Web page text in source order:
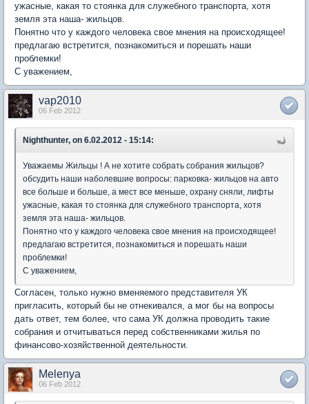
ужасные, какая то стоянка для служебного транспорта, хотя
земля эта наша- жильцов.
Понятно что у каждого человека свое мнения на происходящее!
предлагаю встретится, познакомиться и порешать наши
проблемки!
С уважением,
vap2010
06 Feb 2012
Nighthunter, on 6.02.2012 - 15:14:
Уважаемы Жильцы ! А не хотите собрать собрания жильцов?
обсудить наши наболевшие вопросы: парковка- жильцов на авто
все больше и больше, а мест все меньше, охрану сняли, лифты
ужасные, какая то стоянка для служебного транспорта, хотя
земля эта наша- жильцов.
Понятно что у каждого человека свое мнения на происходящее!
предлагаю встретится, познакомиться и порешать наши
проблемки!
С уважением,
Согласен, только нужно вменяемого представителя УК
пригласить, который бы не отнекивался, а мог бы на вопросы
дать ответ, тем более, что сама УК должна проводить такие
собрания и отчитываться перед собственниками жилья по
финансово-хозяйственной деятельности.
Melenya
06 Feb 2012